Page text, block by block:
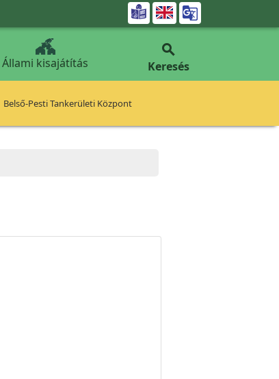

Állami kisajátítás

Keresés
Belső-Pesti Tankerületi Központ